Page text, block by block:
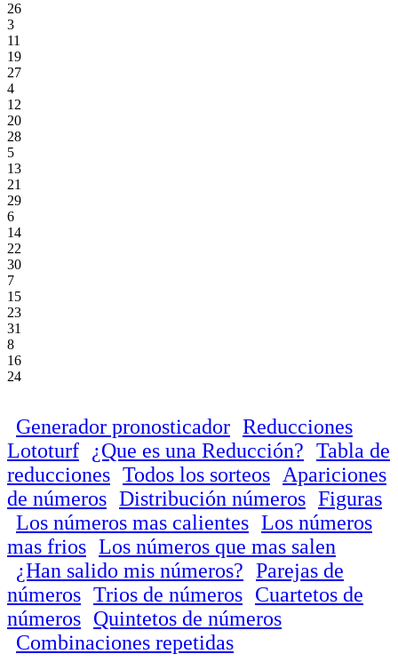
26
3
11
19
27
4
12
20
28
5
13
21
29
6
14
22
30
7
15
23
31
8
16
24
Generador pronosticador Reducciones
Lototurf
¿Que es una Reducción? Tabla de
reducciones Todos los sorteos
Apariciones
de números Distribución números Figuras
Los números mas calientes Los números
mas frios Los números que mas salen
¿Han salido mis números? Parejas de
números Trios de números Cuartetos de
números Quintetos de números
Combinaciones repetidas